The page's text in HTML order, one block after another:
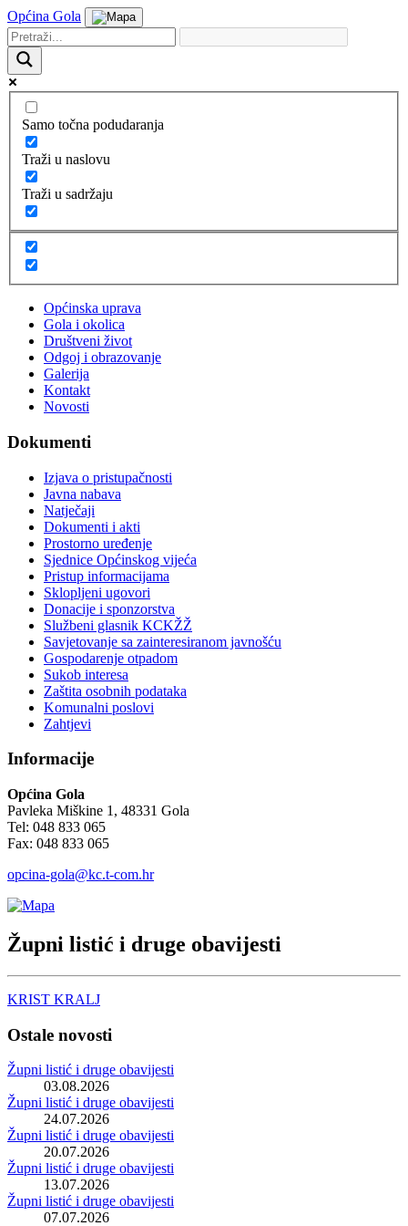
Općina Gola
Samo točna podudaranja
Traži u naslovu
Traži u sadržaju
Općinska uprava
Gola i okolica
Društveni život
Odgoj i obrazovanje
Galerija
Kontakt
Novosti
Dokumenti
Izjava o pristupačnosti
Javna nabava
Natječaji
Dokumenti i akti
Prostorno uređenje
Sjednice Općinskog vijeća
Pristup informacijama
Sklopljeni ugovori
Donacije i sponzorstva
Službeni glasnik KCKŽŽ
Savjetovanje sa zainteresiranom javnošću
Gospodarenje otpadom
Sukob interesa
Zaštita osobnih podataka
Komunalni poslovi
Zahtjevi
Informacije
Općina Gola
Pavleka Miškine 1, 48331 Gola
Tel: 048 833 065
Fax: 048 833 065
opcina-gola@kc.t-com.hr
Župni listić i druge obavijesti
KRIST KRALJ
Ostale novosti
Župni listić i druge obavijesti
03.08.2026
Župni listić i druge obavijesti
24.07.2026
Župni listić i druge obavijesti
20.07.2026
Župni listić i druge obavijesti
13.07.2026
Župni listić i druge obavijesti
07.07.2026